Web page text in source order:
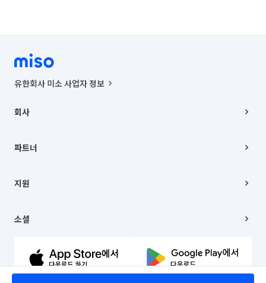
유한회사 미소 사업자 정보
00019 |
주소 | 본사: 서울특별시 종로구 율곡로 6(중학동, 트윈트리빌딩) B동 5층
컨택센터 : 서울특별시 종로구 수송동 율곡로 24, 7층, 8층 미소
상품, 상품정보, 거래에 관한 의무와 책임은 거래당사자에게 있습니다.
언론 보도 관련 문의:
© 유한회사 미소. Miso, Inc. All Rights Reserved.
회사
채용
파트너
이사
지원
이용약관
문의하기
소셜
유튜브